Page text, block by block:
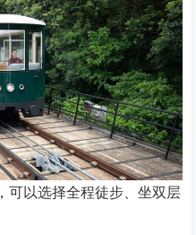
，可以选择全程徒步、坐双层